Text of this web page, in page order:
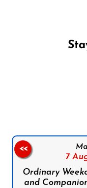
7
Ordinary
and
<<